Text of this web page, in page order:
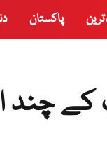
ترین پاکستان
کے